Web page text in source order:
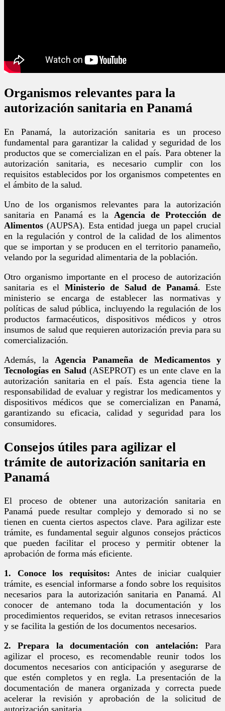
Organismos relevantes para la
autorización sanitaria en Panamá
En Panamá, la autorización sanitaria es un proceso
fundamental para garantizar la calidad y seguridad de los
productos que se comercializan en el país. Para obtener la
autorización sanitaria, es necesario cumplir con los
requisitos establecidos por los organismos competentes en
el ámbito de la salud.
Uno de los organismos relevantes para la autorización
sanitaria en Panamá es la Agencia de Protección de
Alimentos (AUPSA). Esta entidad juega un papel crucial
en la regulación y control de la calidad de los alimentos
que se importan y se producen en el territorio panameño,
velando por la seguridad alimentaria de la población.
Otro organismo importante en el proceso de autorización
sanitaria es el Ministerio de Salud de Panamá. Este
ministerio se encarga de establecer las normativas y
políticas de salud pública, incluyendo la regulación de los
productos farmacéuticos, dispositivos médicos y otros
insumos de salud que requieren autorización previa para su
comercialización.
Además, laAgencia Panameña de Medicamentos y
Tecnologías en Salud(ASEPROT) es un ente clave en la
autorización sanitaria en el país. Esta agencia tiene la
responsabilidad de evaluar y registrar los medicamentos y
dispositivos médicos que se comercializan en Panamá,
garantizando su eficacia, calidad y seguridad para los
consumidores.
Consejos útiles para agilizar el
trámite de autorización sanitaria en
Panamá
El proceso de obtener una autorización sanitaria en
Panamá puede resultar complejo y demorado si no se
tienen en cuenta ciertos aspectos clave. Para agilizar este
trámite, es fundamental seguir algunos consejos prácticos
que pueden facilitar el proceso y permitir obtener la
aprobación de forma más eficiente.
1. Conoce los requisitos: Antes de iniciar cualquier
trámite, es esencial informarse a fondo sobre los requisitos
necesarios para la autorización sanitaria en Panamá. Al
conocer de antemano toda la documentación y los
procedimientos requeridos, se evitan retrasos innecesarios
y se facilita la gestión de los documentos necesarios.
2. Prepara la documentación con antelación: Para
agilizar el proceso, es recomendable reunir todos los
documentos necesarios con anticipación y asegurarse de
que estén completos y en regla. La presentación de la
documentación de manera organizada y correcta puede
acelerar la revisión y aprobación de la solicitud de